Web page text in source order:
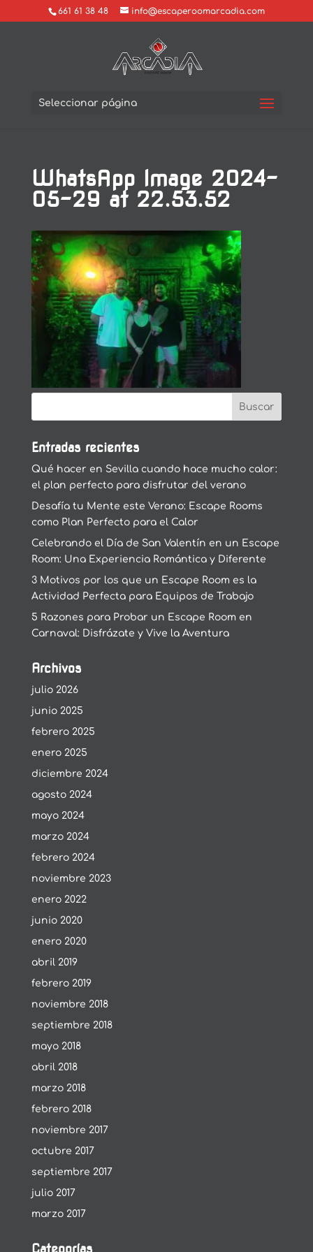
661 61 38 48 info@escaperoomarcadia.com
Seleccionar página
WhatsApp Image 2024-
05-29 at 22.53.52
Entradas recientes
Qué hacer en Sevilla cuando hace mucho calor:
el plan perfecto para disfrutar del verano
Desafía tu Mente este Verano: Escape Rooms
como Plan Perfecto para el Calor
Celebrando el Día de San Valentín en un Escape
Room: Una Experiencia Romántica y Diferente
3 Motivos por los que un Escape Room es la
Actividad Perfecta para Equipos de Trabajo
5 Razones para Probar un Escape Room en
Carnaval: Disfrázate y Vive la Aventura
Archivos
julio 2026
junio 2025
febrero 2025
enero 2025
diciembre 2024
agosto 2024
mayo 2024
marzo 2024
febrero 2024
noviembre 2023
enero 2022
junio 2020
enero 2020
abril 2019
febrero 2019
noviembre 2018
septiembre 2018
mayo 2018
abril 2018
marzo 2018
febrero 2018
noviembre 2017
octubre 2017
septiembre 2017
julio 2017
marzo 2017
Categorías